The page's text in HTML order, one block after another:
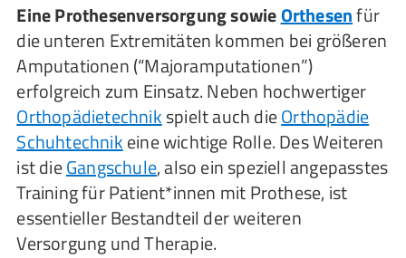
Eine Prothesenversorgung sowieOrthesenfür
die unteren Extremitäten kommen bei größeren
Amputationen (“Majoramputationen”)
erfolgreich zum Einsatz. Neben hochwertiger
Orthopädietechnikspielt auch dieOrthopädie
Schuhtechnikeine wichtige Rolle. Des Weiteren
ist dieGangschule, also ein speziell angepasstes
Training für Patient*innen mit Prothese, ist
essentieller Bestandteil der weiteren
Versorgung und Therapie.